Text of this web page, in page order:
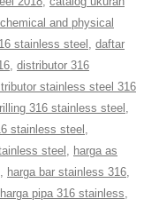
chemical and physical
stainless steel , daftar
, distributor 316
stainless steel 316
316 stainless steel ,
stainless steel ,
steel , harga as
, harga bar stainless 316,
harga pipa 316 stainless,